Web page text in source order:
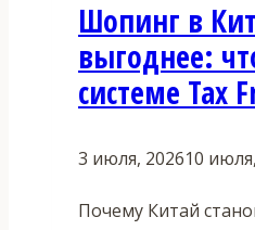
Шопинг в
выгоднее:
системе Tax
3 июля, 202610
Почему Китай